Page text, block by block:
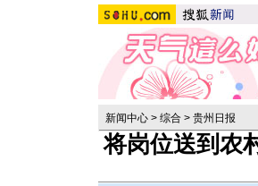
新闻中心 > 综合 > 贵州日报
将岗位送到农